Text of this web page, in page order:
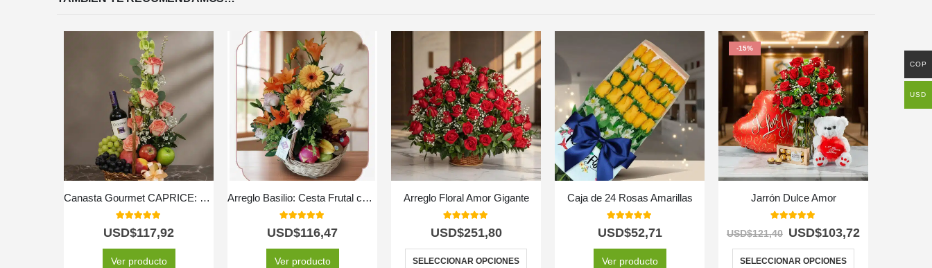
Canasta Gourmet CAPRICE: Rosas Frescas, Frutas y Vino ⚜️
USD$117,92
Ver producto
Arreglo Basilio: Cesta Frutal con Delicadas Rosas y Lirios 🌿
USD$116,47
Ver producto
Arreglo Floral Amor Gigante
USD$251,80
SELECCIONAR OPCIONES
Caja de 24 Rosas Amarillas
USD$52,71
Ver producto
-15%
Jarrón Dulce Amor
USD$121,40 USD$103,72
SELECCIONAR OPCIONES
COP
USD